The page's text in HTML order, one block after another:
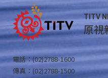
TITV
原視
電話：(02)2788-1600
傳真：(02)2788-1500